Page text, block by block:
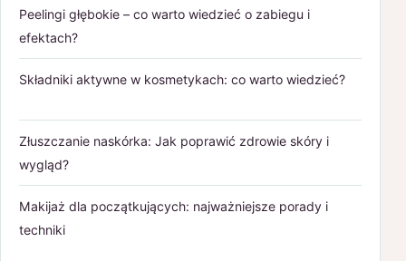
Peelingi głębokie – co warto wiedzieć o zabiegu i
efektach?
Składniki aktywne w kosmetykach: co warto wiedzieć?
Złuszczanie naskórka: Jak poprawić zdrowie skóry i
wygląd?
Makijaż dla początkujących: najważniejsze porady i
techniki